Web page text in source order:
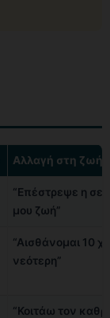
Αλλαγή στη ζωή
“Επέστρεψε η
μου ζωή”
“Αισθάνομαι 10
νεότερη”
“Κοιτάω τον